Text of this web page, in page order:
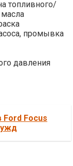
топливного/
промывка
давления
Ford Focus